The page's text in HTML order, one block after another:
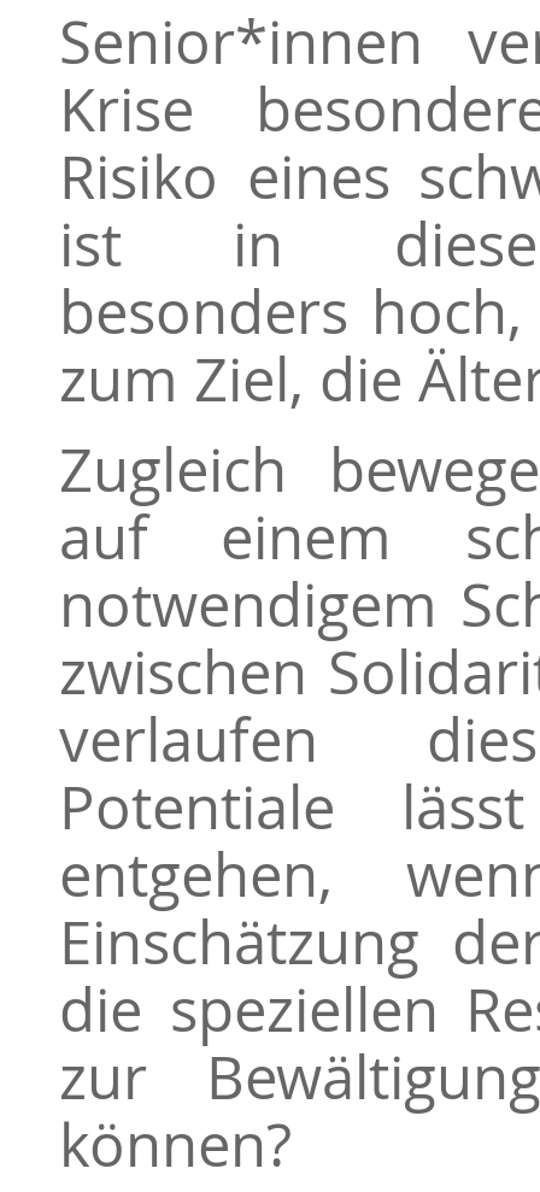
Senior*innen
Krise
Risiko eines
ist in dieser
besonders
zum Ziel, die
Zugleich
auf einem
notwendigem
zwischen
verlaufen
Potentiale
entgehen,
Einschätzung
die speziellen
zur
können?